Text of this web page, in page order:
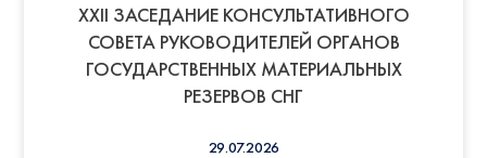
XXII ЗАСЕДАНИЕ КОНСУЛЬТАТИВНОГО
СОВЕТА РУКОВОДИТЕЛЕЙ ОРГАНОВ
ГОСУДАРСТВЕННЫХ МАТЕРИАЛЬНЫХ
РЕЗЕРВОВ СНГ
29.07.2026